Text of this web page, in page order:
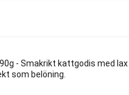
- Smakrikt kattgodis med lax
som belöning.